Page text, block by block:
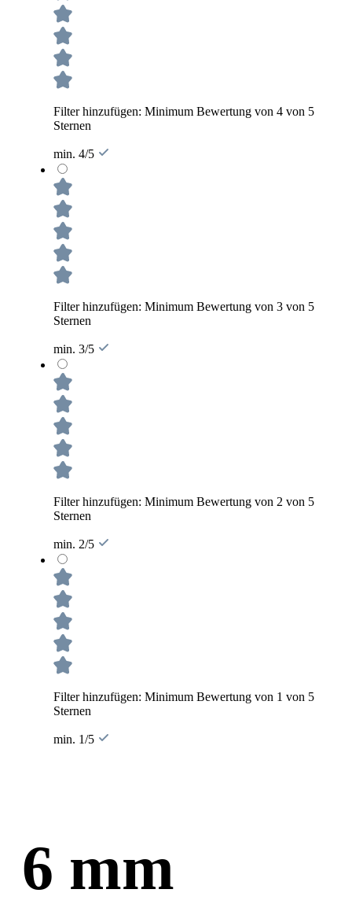
Filter hinzufügen: Minimum Bewertung von 4 von 5
Sternen
min. 4/5
Filter hinzufügen: Minimum Bewertung von 3 von 5
Sternen
min. 3/5
Filter hinzufügen: Minimum Bewertung von 2 von 5
Sternen
min. 2/5
Filter hinzufügen: Minimum Bewertung von 1 von 5
Sternen
min. 1/5
6 mm